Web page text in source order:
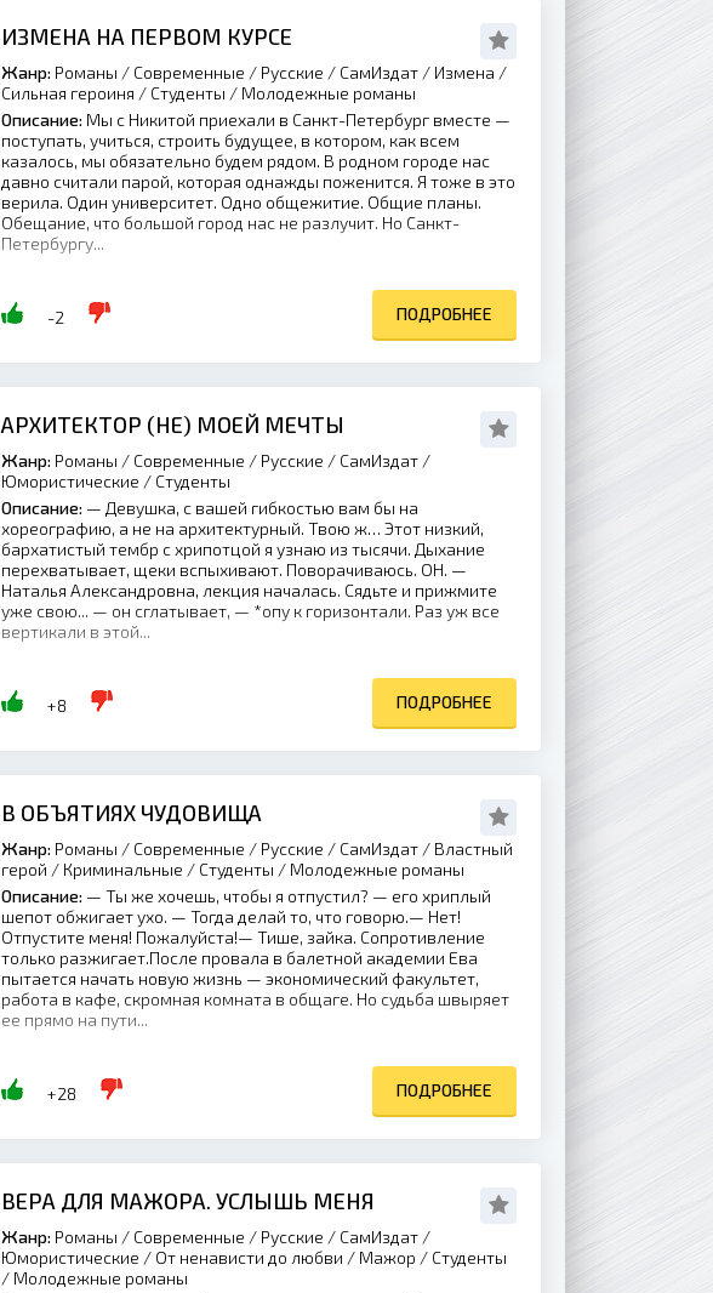
ИЗМЕНА НА ПЕРВОМ КУРСЕ
Жанр: Романы / Современные / Русские / СамИздат / Измена /
Сильная героиня / Студенты / Молодежные романы
Описание: Мы с Никитой приехали в Санкт-Петербург вместе —
поступать, учиться, строить будущее, в котором, как всем
казалось, мы обязательно будем рядом. В родном городе нас
давно считали парой, которая однажды поженится. Я тоже в это
верила. Один университет. Одно общежитие. Общие планы.
Обещание, что большой город нас не разлучит. Но Санкт-
Петербургу...
-2 ПОДРОБНЕЕ
АРХИТЕКТОР (НЕ) МОЕЙ МЕЧТЫ
Жанр: Романы / Современные / Русские / СамИздат /
Юмористические / Студенты
Описание: — Девушка, с вашей гибкостью вам бы на
хореографию, а не на архитектурный. Твою ж… Этот низкий,
бархатистый тембр с хрипотцой я узнаю из тысячи. Дыхание
перехватывает, щеки вспыхивают. Поворачиваюсь. ОН. —
Наталья Александровна, лекция началась. Сядьте и прижмите
уже свою... — он сглатывает, — *опу к горизонтали. Раз уж все
вертикали в этой...
+8 ПОДРОБНЕЕ
В ОБЪЯТИЯХ ЧУДОВИЩА
Жанр: Романы / Современные / Русские / СамИздат / Властный
герой / Криминальные / Студенты / Молодежные романы
Описание: — Ты же хочешь, чтобы я отпустил? — его хриплый
шепот обжигает ухо. — Тогда делай то, что говорю.— Нет!
Отпустите меня! Пожалуйста!— Тише, зайка. Сопротивление
только разжигает.После провала в балетной академии Ева
пытается начать новую жизнь — экономический факультет,
работа в кафе, скромная комната в общаге. Но судьба швыряет
ее прямо на пути...
+28 ПОДРОБНЕЕ
ВЕРА ДЛЯ МАЖОРА. УСЛЫШЬ МЕНЯ
Жанр: Романы / Современные / Русские / СамИздат /
Юмористические / От ненависти до любви / Мажор / Студенты
/ Молодежные романы